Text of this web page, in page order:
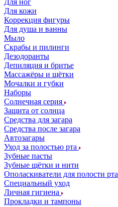
Для ног
Для кожи
Коррекция фигуры
Для душа и ванны
Мыло
Скрабы и пилинги
Дезодоранты
Депиляция и бритье
Массажёры и щётки
Мочалки и губки
Наборы
Солнечная серия
Защита от солнца
Средства для загара
Средства после загара
Автозагары
Уход за полостью рта
Зубные пасты
Зубные щётки и нити
Ополаскиватели для полости рта
Специальный уход
Личная гигиена
Прокладки и тампоны